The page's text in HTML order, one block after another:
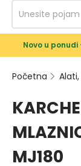
Novo u
Početna
MJ180